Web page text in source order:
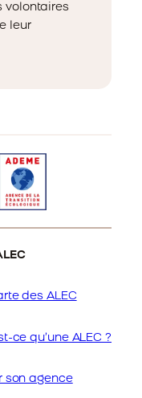
volontaires
leur
des ALEC
ce qu’une ALEC ?
son agence